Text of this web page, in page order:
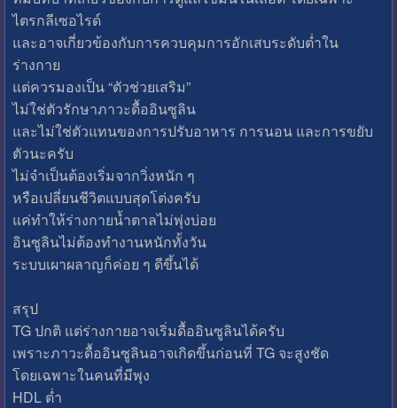
ไตรกลีเซอไรด์
และอาจเกี่ยวข้องกับการควบคุมการอักเสบระดับต่ำใน
ร่างกาย
แต่ควรมองเป็น “ตัวช่วยเสริม”
ไม่ใช่ตัวรักษาภาวะดื้ออินซูลิน
และไม่ใช่ตัวแทนของการปรับอาหาร การนอน และการขยับ
ตัวนะครับ
ไม่จำเป็นต้องเริ่มจากวิ่งหนัก ๆ
หรือเปลี่ยนชีวิตแบบสุดโต่งครับ
แค่ทำให้ร่างกายน้ำตาลไม่พุ่งบ่อย
อินซูลินไม่ต้องทำงานหนักทั้งวัน
ระบบเผาผลาญก็ค่อย ๆ ดีขึ้นได้
สรุป
TG ปกติ แต่ร่างกายอาจเริ่มดื้ออินซูลินได้ครับ
เพราะภาวะดื้ออินซูลินอาจเกิดขึ้นก่อนที่ TG จะสูงชัด
โดยเฉพาะในคนที่มีพุง
HDL ต่ำ